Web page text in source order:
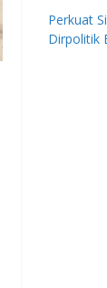
Perkuat
Dirpolitik